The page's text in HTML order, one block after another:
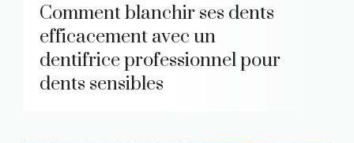
Comment blanchir ses dents
efficacement avec un
dentifrice professionnel pour
dents sensibles